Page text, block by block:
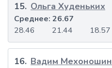
15. Ольга Худеньких
28.46 21.44 18.57
Среднее: 26.67
16. Вадим Мехоношин